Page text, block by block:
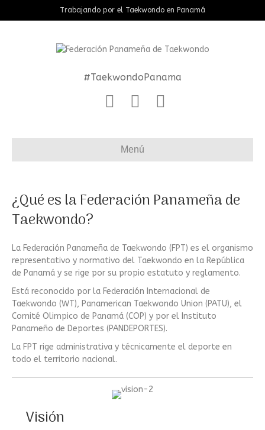
Trabajando por el Taekwondo en Panamá
#TaekwondoPanama
o
t
r
Menú
¿Qué es la Federación Panameña de
Taekwondo?
La Federación Panameña de Taekwondo (FPT) es el organismo
representativo y normativo del Taekwondo en la República
de Panamá y se rige por su propio estatuto y reglamento.
Está reconocido por la Federación Internacional de
Taekwondo (WT), Panamerican Taekwondo Union (PATU), el
Comité Olimpico de Panamá (COP) y por el Instituto
Panameño de Deportes (PANDEPORTES).
La FPT rige administrativa y técnicamente el deporte en
todo el territorio nacional.
Visión